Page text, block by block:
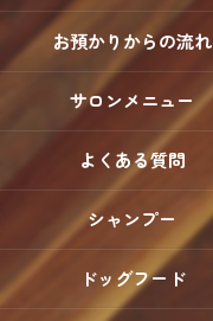
お預かりからの流れ
サロンメニュー
よくある質問
シャンプー
ドッグフード